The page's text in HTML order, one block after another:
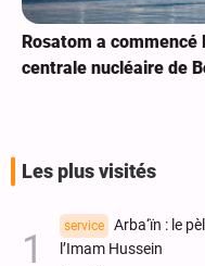
Rosatom a
centrale nucléaire de
Les plus visités
service
Arba‘ïn : le
l’Imam Hussein